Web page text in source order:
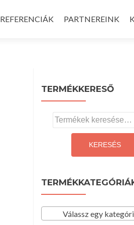
REFERENCIÁK PARTNEREINK
TERMÉKKERESŐ
Keresés
a
következőre:KERESÉS
Válassz egy